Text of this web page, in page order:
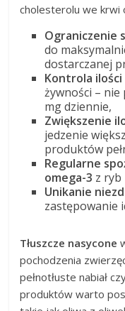
cholesterolu we krwi
Ograniczenie
do
dostarczanej
Kontrola
żywności –
mg dziennie,
Zwiększenie
jedzenie
produktów
Regularne
omega-3 z ryb
Unikanie
zastępowanie
Tłuszcze nasycone
pochodzenia
pełnotłuste nabiał
produktów warto